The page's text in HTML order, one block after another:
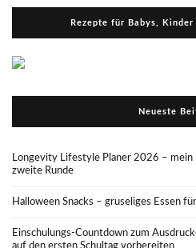
Rezepte für Babys,
Neueste
Longevity Lifestyle Planer 2026 –
zweite Runde
Halloween Snacks – gruseliges Essen
Einschulungs-Countdown zum
auf den ersten Schultag vorbereiten